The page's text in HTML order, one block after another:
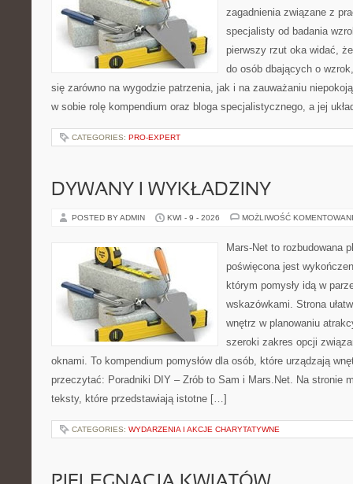
zagadnienia związane z
specjalisty od badania
pierwszy rzut oka widać,
do osób dbających o
się zarówno na wygodzie patrzenia, jak i na zauważaniu
w sobie rolę kompendium oraz bloga specjalistycznego, a jej
CATEGORIES: PRO-EXPERT
DYWANY I WYKŁADZINY
POSTED BY ADMIN KWI - 9 - 2026 MOŻLIWOŚĆ
Mars-Net to rozbudowana
poświęcona jest
którym pomysły idą w
wskazówkami. Strona
wnętrz w planowaniu
szeroki zakres opcji
oknami. To kompendium pomysłów dla osób, które urządzają
przeczytać: Poradniki DIY – Zrób to Sam i Mars.Net. Na stronie
teksty, które przedstawiają istotne […]
CATEGORIES: WYDARZENIA I AKCJE CHARYTATYWNE